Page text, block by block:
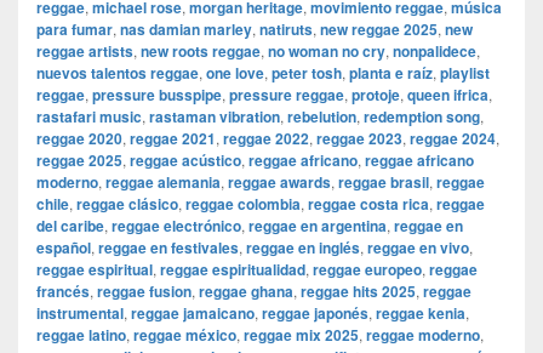
reggae, michael rose, morgan heritage, movimiento reggae, música
para fumar, nas damian marley, natiruts, new reggae 2025, new
reggae artists, new roots reggae, no woman no cry, nonpalidece,
nuevos talentos reggae, one love, peter tosh, planta e raíz, playlist
reggae, pressure busspipe, pressure reggae, protoje, queen ifrica,
rastafari music, rastaman vibration, rebelution, redemption song,
reggae 2020, reggae 2021, reggae 2022, reggae 2023, reggae 2024,
reggae 2025, reggae acústico, reggae africano, reggae africano
moderno, reggae alemania, reggae awards, reggae brasil, reggae
chile, reggae clásico, reggae colombia, reggae costa rica, reggae
del caribe, reggae electrónico, reggae en argentina, reggae en
español, reggae en festivales, reggae en inglés, reggae en vivo,
reggae espiritual, reggae espiritualidad, reggae europeo, reggae
francés, reggae fusion, reggae ghana, reggae hits 2025, reggae
instrumental, reggae jamaicano, reggae japonés, reggae kenia,
reggae latino, reggae méxico, reggae mix 2025, reggae moderno,